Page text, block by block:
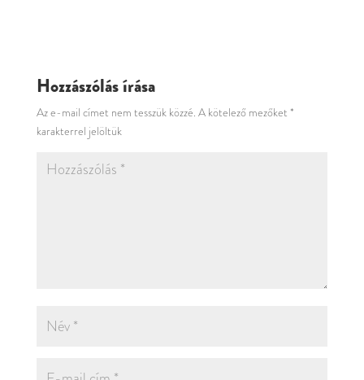
Hozzászólás írása
Az e-mail címet nem tesszük közzé. A kötelező mezőket *
karakterrel jelöltük